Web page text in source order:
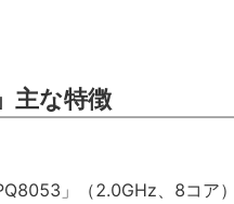
主な特徴
」（2.0GHz、8コア）